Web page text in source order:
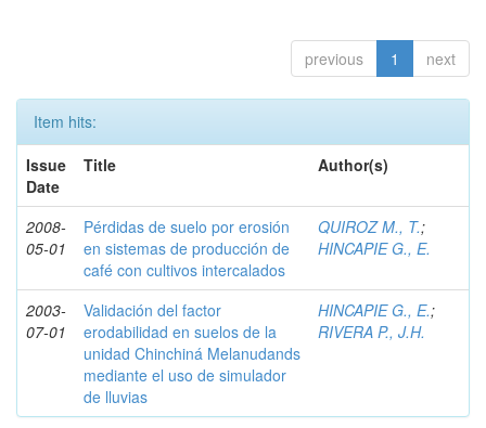
previous 1 next
Item hits:
Issue
Date
Title Author(s)
2008-
05-01
Pérdidas de suelo por erosión
en sistemas de producción de
café con cultivos intercalados
QUIROZ M., T.;
HINCAPIE G., E.
2003-
07-01
Validación del factor
erodabilidad en suelos de la
unidad Chinchiná Melanudands
mediante el uso de simulador
de lluvias
HINCAPIE G., E.;
RIVERA P., J.H.